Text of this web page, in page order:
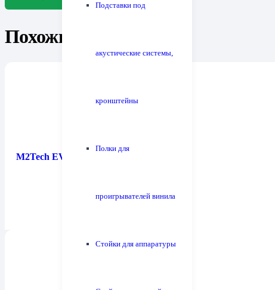
Подставки под
акустические системы,
кронштейны
Полки для
проигрывателей винила
Стойки для аппаратуры
Похожие товары
M2Tech EVO Clock